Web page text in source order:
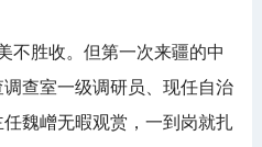
胜收。但第一次来疆的中
查室一级调研员、现任自治
魏嶒无暇观赏，一到岗就扎